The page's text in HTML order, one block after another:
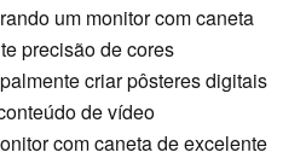
um monitor com caneta
precisão de cores
criar pôsteres digitais
de vídeo
com caneta de excelente